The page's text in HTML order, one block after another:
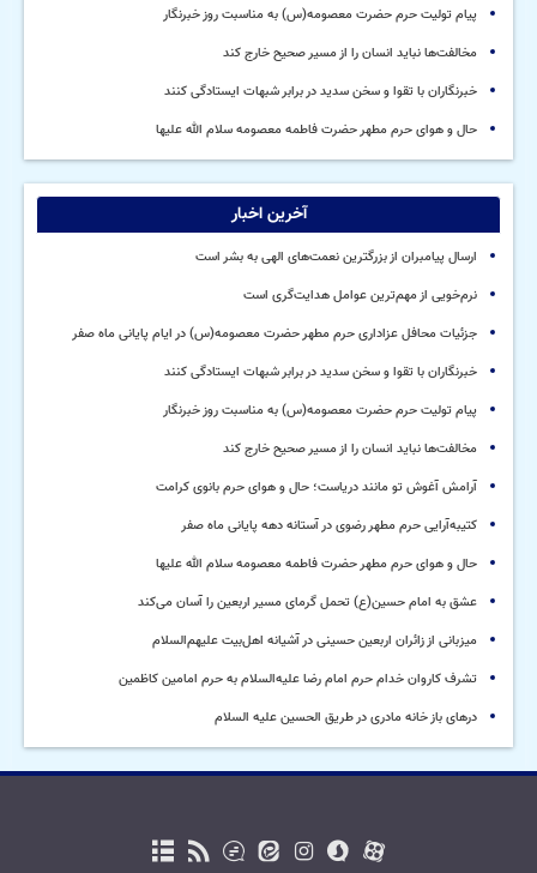
پیام تولیت حرم حضرت معصومه(س) به مناسبت روز خبرنگار
مخالفت‌ها نباید انسان را از مسیر صحیح خارج کند
خبرنگاران با تقوا و سخن سدید در برابر شبهات ایستادگی کنند
حال و هوای حرم مطهر حضرت فاطمه معصومه سلام الله علیها
آخرین اخبار
ارسال پیامبران از بزرگترین نعمت‌های الهی به بشر است
نرم‌خویی از مهم‌ترین عوامل هدایت‌گری است
جزئیات محافل عزاداری حرم مطهر حضرت معصومه(س) در ایام پایانی ماه صفر
خبرنگاران با تقوا و سخن سدید در برابر شبهات ایستادگی کنند
پیام تولیت حرم حضرت معصومه(س) به مناسبت روز خبرنگار
مخالفت‌ها نباید انسان را از مسیر صحیح خارج کند
آرامش آغوش تو مانند دریاست؛ حال و هوای حرم بانوی کرامت
کتیبه‌آرایی حرم مطهر رضوی در آستانه دهه پایانی ماه صفر
حال و هوای حرم مطهر حضرت فاطمه معصومه سلام الله علیها
عشق به امام حسین(ع) تحمل گرمای مسیر اربعین را آسان می‌کند
میزبانی از زائران اربعین حسینی در آشیانه اهل‌بیت علیهم‌السلام
تشرف کاروان خدام حرم امام رضا علیه‌السلام به حرم امامین کاظمین
درهای باز خانه مادری در طریق الحسین علیه السلام